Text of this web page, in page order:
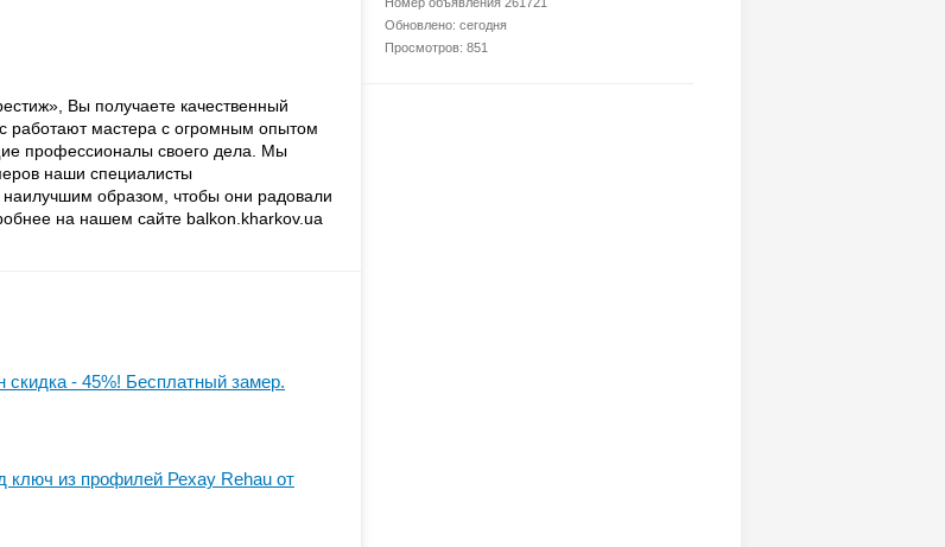
Вы получаете качественный
работают мастера с огромным опытом
профессионалы своего дела. Мы
наши специалисты
наилучшим образом, чтобы они радовали
на нашем сайте balkon.kharkov.ua
- 45%! Бесплатный замер.
из профилей Рехау Rehau от
Обновлено: сегодня
Просмотров: 851